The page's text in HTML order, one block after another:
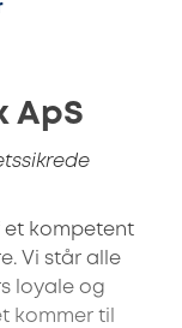
ApS
et kompetent
Vi står alle
loyale og
kommer til